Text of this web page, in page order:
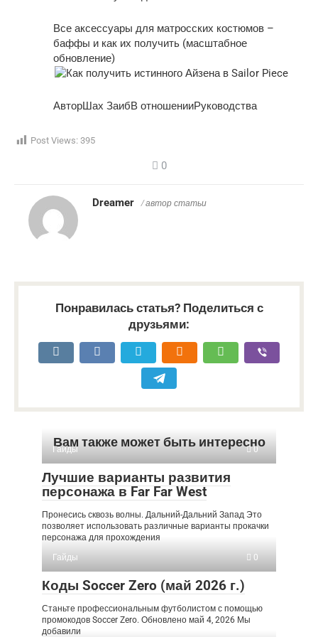
Все аксессуары для матросских костюмов –
баффы и как их получить (масштабное
обновление)
АвторШах ЗаибВ отношенииРуководства
Post Views: 395
0
Dreamer / автор статьи
Понравилась статья? Поделиться с
друзьями:
Вам также может быть интересно
Гайды 0
Лучшие варианты развития
персонажа в Far Far West
Пронесись сквозь волны. Дальний-Дальний Запад Это
позволяет использовать различные варианты прокачки
персонажа для прохождения
Гайды
0
Коды Soccer Zero (май 2026 г.)
Станьте профессиональным футболистом с помощью
промокодов Soccer Zero. Обновлено май 4, 2026 Мы
добавили